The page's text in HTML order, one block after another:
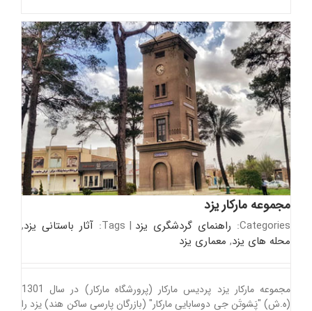
مجموعه مارکار یزد
Categories: راهنمای گردشگری یزد |
Tags: آثار باستانی یزد,
محله های یزد, معماری یزد
مجموعه مارکار یزد پردیس مارکار (پرورشگاه مارکار) در سال 1301
(ه.ش) "پَشوتَن جی دوسابایی مارکار" (بازرگان پارسی ساکن هند) یزد را